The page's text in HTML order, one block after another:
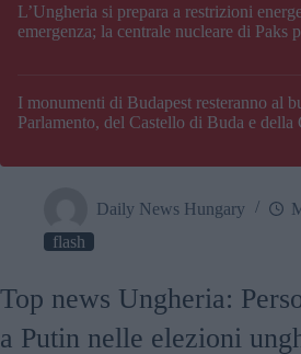
L’Ungheria si prepara a restrizioni
emergenza; la centrale nucleare di Paks
I monumenti di Budapest resteranno al
Parlamento, del Castello di Buda e della
Daily News Hungary
flash
Top news Ungheria:
a Putin nelle elezioni